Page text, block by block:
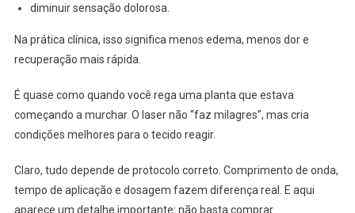
diminuir sensação dolorosa.
Na prática clínica, isso significa menos edema, menos dor e
recuperação mais rápida.
É quase como quando você rega uma planta que estava
começando a murchar. O laser não “faz milagres”, mas cria
condições melhores para o tecido reagir.
Claro, tudo depende de protocolo correto. Comprimento de onda,
tempo de aplicação e dosagem fazem diferença real. E aqui
aparece um detalhe importante: não basta comprar